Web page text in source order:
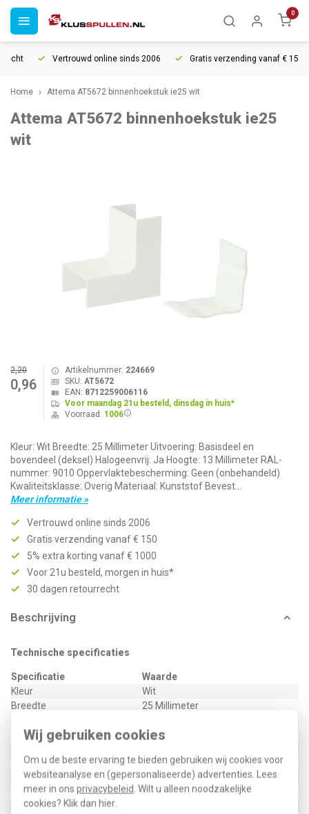
Wij gebruiken cookies
Om u de beste ervaring te bieden gebruiken wij cookies voor
websiteanalyse en (gepersonaliseerde) advertenties. Lees
meer in ons privacybeleid. Wilt u alleen noodzakelijke
cookies? Klik dan hier.
0
Vertrouwd online sinds 2006 Gratis verzending vanaf € 150
Home Attema AT5672 binnenhoekstuk ie25 wit
Attema AT5672 binnenhoekstuk ie25
wit
2,20
0,96
Artikelnummer: 224669
SKU: AT5672
EAN: 8712259006116
Voor maandag 21u besteld, dinsdag in huis*
Voorraad: 1006
Kleur: Wit Breedte: 25 Millimeter Uitvoering: Basisdeel en
bovendeel (deksel) Halogeenvrij: Ja Hoogte: 13 Millimeter RAL-
nummer: 9010 Oppervlaktebescherming: Geen (onbehandeld)
Kwaliteitsklasse: Overig Materiaal: Kunststof Bevest...
Meer informatie »
Vertrouwd online sinds 2006
Gratis verzending vanaf € 150
5% extra korting vanaf € 1000
Voor 21u besteld, morgen in huis*
30 dagen retourrecht
Beschrijving
Technische specificaties
Specificatie
Waarde
Kleur
Wit
Breedte
25 Millimeter
Halogeenvrij
Ja
RAL-nummer
9010
Oppervlaktebescherming
Geen (onbehandeld)
Kwaliteitsklasse
Overig
Materiaal